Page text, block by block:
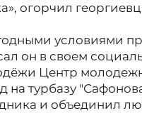
огорчил
условиями
он в своем
Центр
на турбазу
и объединил